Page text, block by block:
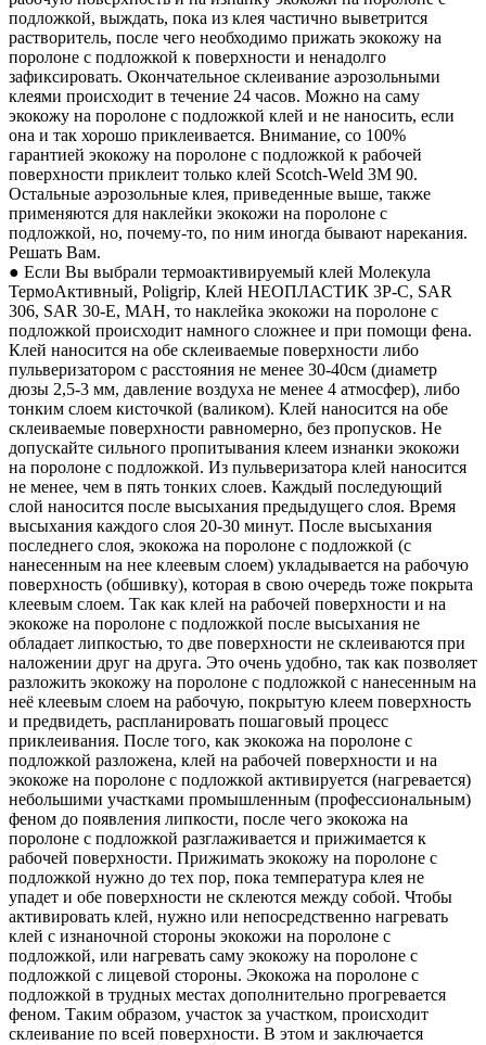
подложкой, выждать, пока из клея частично выветрится
растворитель, после чего необходимо прижать экокожу на
поролоне с подложкой к поверхности и ненадолго
зафиксировать. Окончательное склеивание аэрозольными
клеями происходит в течение 24 часов. Можно на саму
экокожу на поролоне с подложкой клей и не наносить, если
она и так хорошо приклеивается. Внимание, со 100%
гарантией экокожу на поролоне с подложкой к рабочей
поверхности приклеит только клей Scotch-Weld 3M 90.
Остальные аэрозольные клея, приведенные выше, также
применяются для наклейки экокожи на поролоне с
подложкой, но, почему-то, по ним иногда бывают нарекания.
Решать Вам.
● Если Вы выбрали термоактивируемый клей Молекула
ТермоАктивный, Poligrip, Клей НЕОПЛАСТИК 3P-C, SAR
306, SAR 30-E, MAH, то наклейка экокожи на поролоне с
подложкой происходит намного сложнее и при помощи фена.
Клей наносится на обе склеиваемые поверхности либо
пульверизатором с расстояния не менее 30-40см (диаметр
дюзы 2,5-3 мм, давление воздуха не менее 4 атмосфер), либо
тонким слоем кисточкой (валиком). Клей наносится на обе
склеиваемые поверхности равномерно, без пропусков. Не
допускайте сильного пропитывания клеем изнанки экокожи
на поролоне с подложкой. Из пульверизатора клей наносится
не менее, чем в пять тонких слоев. Каждый последующий
слой наносится после высыхания предыдущего слоя. Время
высыхания каждого слоя 20-30 минут. После высыхания
последнего слоя, экокожа на поролоне с подложкой (с
нанесенным на нее клеевым слоем) укладывается на рабочую
поверхность (обшивку), которая в свою очередь тоже покрыта
клеевым слоем. Так как клей на рабочей поверхности и на
экокоже на поролоне с подложкой после высыхания не
обладает липкостью, то две поверхности не склеиваются при
наложении друг на друга. Это очень удобно, так как позволяет
разложить экокожу на поролоне с подложкой с нанесенным на
неё клеевым слоем на рабочую, покрытую клеем поверхность
и предвидеть, распланировать пошаговый процесс
приклеивания. После того, как экокожа на поролоне с
подложкой разложена, клей на рабочей поверхности и на
экокоже на поролоне с подложкой активируется (нагревается)
небольшими участками промышленным (профессиональным)
феном до появления липкости, после чего экокожа на
поролоне с подложкой разглаживается и прижимается к
рабочей поверхности. Прижимать экокожу на поролоне с
подложкой нужно до тех пор, пока температура клея не
упадет и обе поверхности не склеются между собой. Чтобы
активировать клей, нужно или непосредственно нагревать
клей с изнаночной стороны экокожи на поролоне с
подложкой, или нагревать саму экокожу на поролоне с
подложкой с лицевой стороны. Экокожа на поролоне с
подложкой в трудных местах дополнительно прогревается
феном. Таким образом, участок за участком, происходит
склеивание по всей поверхности. В этом и заключается